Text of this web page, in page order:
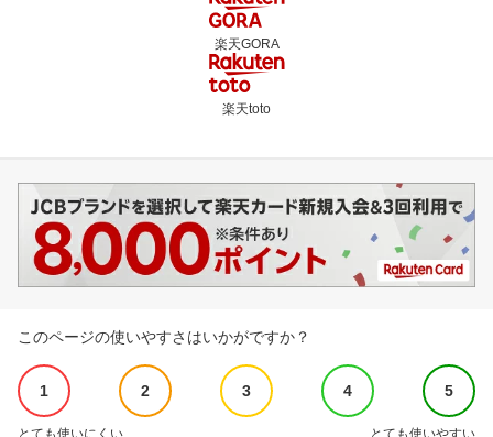
楽天GORA
楽天toto
このページの使いやすさはいかがですか？
1 2 3 4 5